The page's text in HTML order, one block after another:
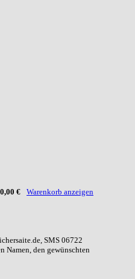
0,00 € Warenkorb anzeigen
SMS 06722
Namen, den gewünschten